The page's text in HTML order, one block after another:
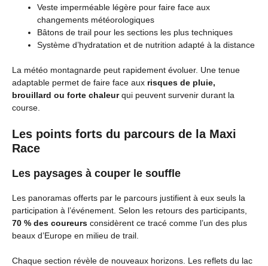
Veste imperméable légère pour faire face aux
changements météorologiques
Bâtons de trail pour les sections les plus techniques
Système d’hydratation et de nutrition adapté à la distance
La météo montagnarde peut rapidement évoluer. Une tenue
adaptable permet de faire face aux risques de pluie,
brouillard ou forte chaleurqui peuvent survenir durant la
course.
Les points forts du parcours de la Maxi
Race
Les paysages à couper le souffle
Les panoramas offerts par le parcours justifient à eux seuls la
participation à l’événement. Selon les retours des participants,
70 % des coureurs considèrent ce tracé comme l’un des plus
beaux d’Europe en milieu de trail.
Chaque section révèle de nouveaux horizons. Les reflets du lac